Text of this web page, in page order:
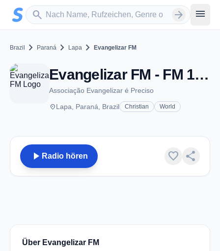
Zum Hauptinhalt springen
search
Sender suchen arrow_forward menu
Brazil chevron_right Paraná chevron_right Lapa chevron_right Evangelizar FM
Evangelizar FM - FM 103.1 - Lapa
Associação Evangelizar é Preciso
placeLapa, Paraná, Brazil Christian World
play_arrow Radio hören favorite share
Über Evangelizar FM